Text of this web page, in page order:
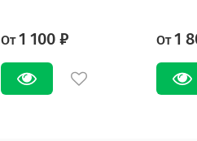
От 1 100 ₽ От 1